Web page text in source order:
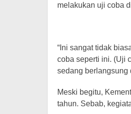
melakukan uji coba
“Ini sangat tidak
coba seperti ini. (Uji
sedang berlangsung
Meski begitu,
tahun. Sebab,